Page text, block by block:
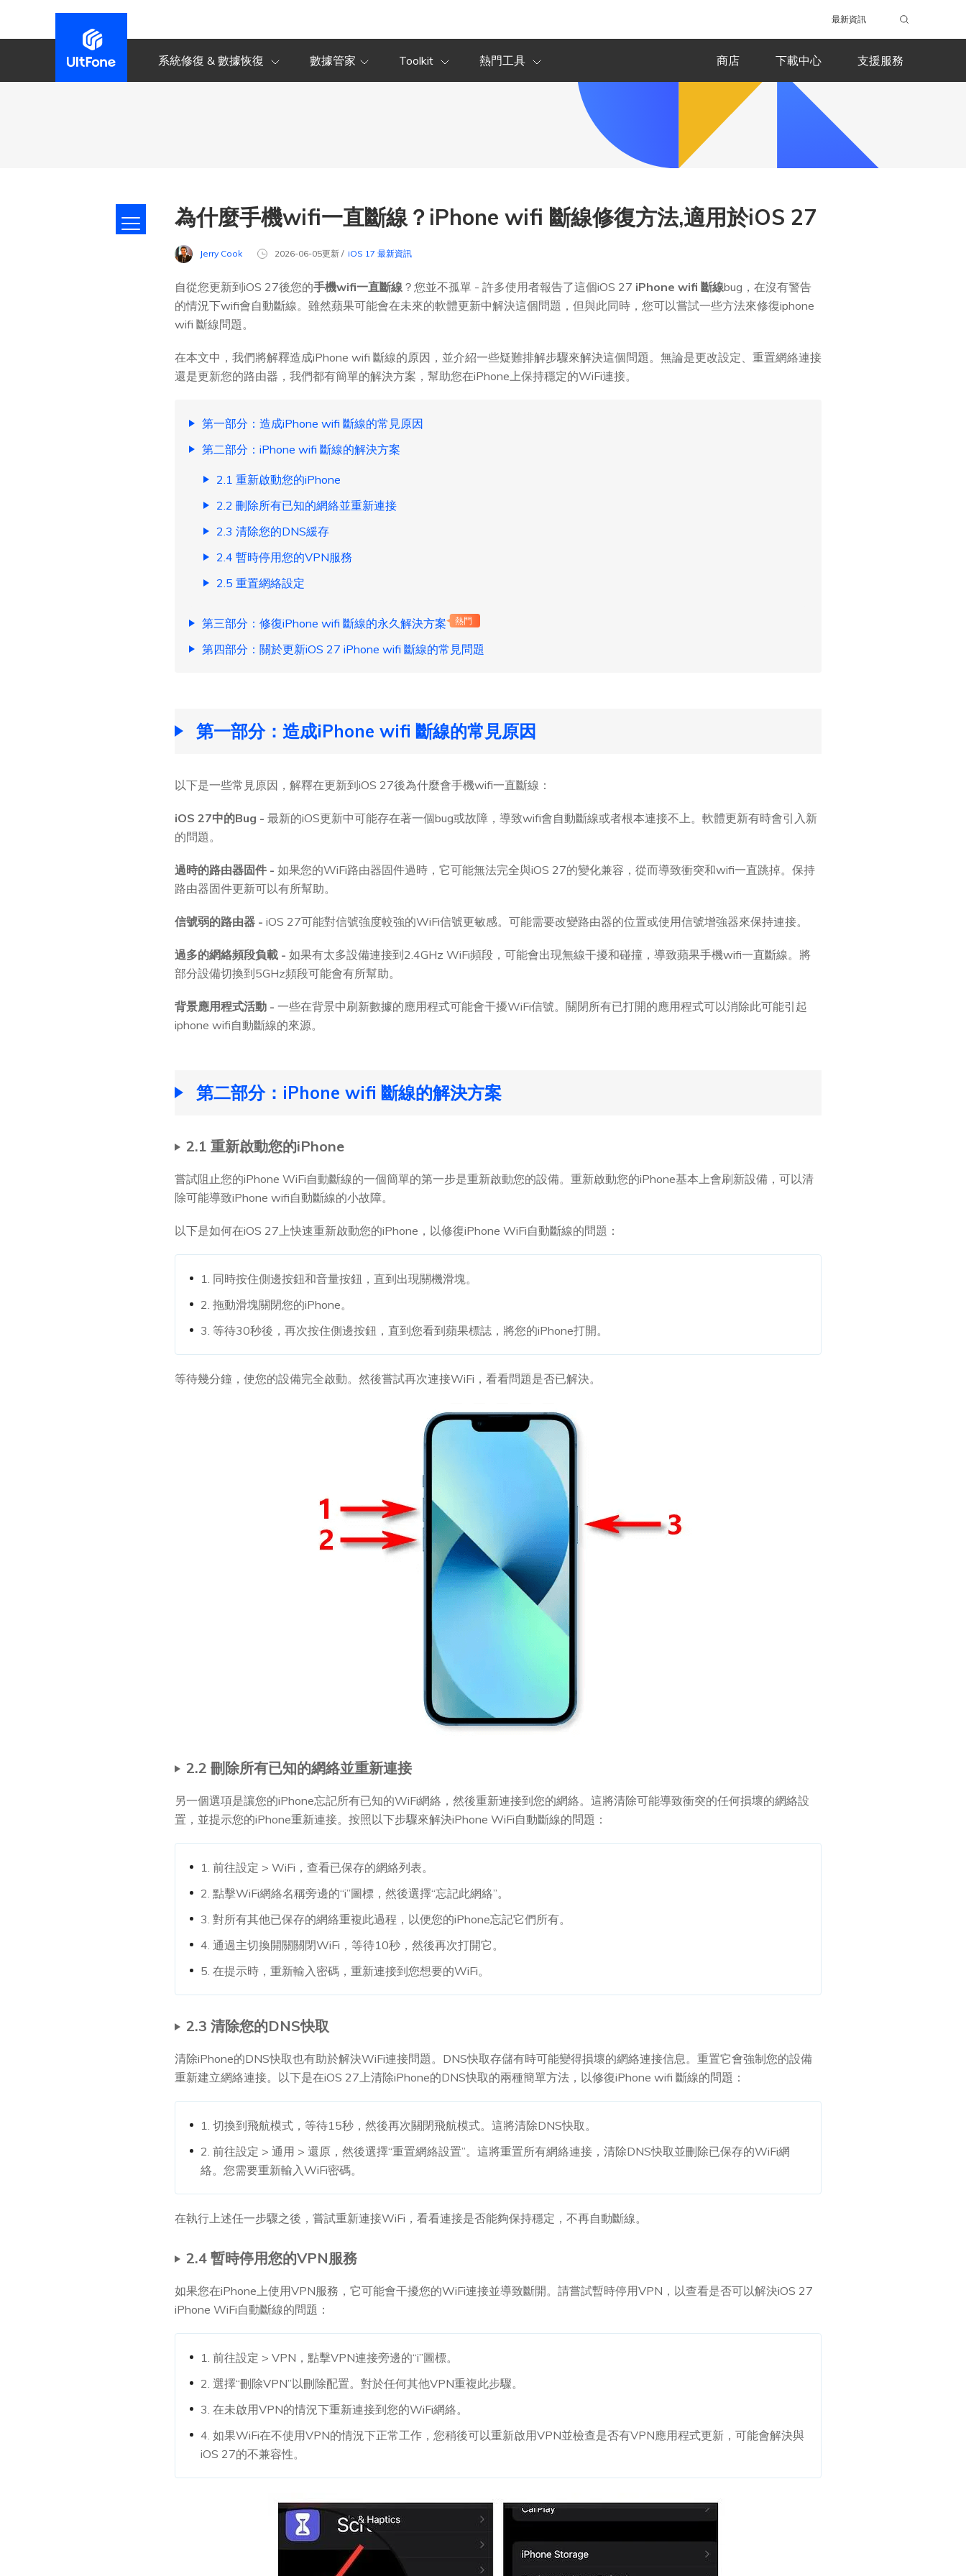
最新資訊
系統修復 & 數據恢復 數據管家 Toolkit 熱門工具 商店 下載中心 支援服務
為什麼手機wifi一直斷線？iPhone wifi 斷線修復方法,適用於iOS 27
Jerry Cook 2026-06-05更新 / iOS 17 最新資訊
自從您更新到iOS 27後您的手機wifi一直斷線 ？您並不孤單 - 許多使用者報告了這個iOS 27 iPhone wifi 斷線bug，在沒有警告
的情況下wifi會自動斷線。雖然蘋果可能會在未來的軟體更新中解決這個問題，但與此同時，您可以嘗試一些方法來修復iphone
wifi 斷線問題。
在本文中，我們將解釋造成iPhone wifi 斷線的原因，並介紹一些疑難排解步驟來解決這個問題。無論是更改設定、重置網絡連接
還是更新您的路由器，我們都有簡單的解決方案，幫助您在iPhone上保持穩定的WiFi連接。
第一部分：造成iPhone wifi 斷線的常見原因
第二部分：iPhone wifi 斷線的解決方案
2.1 重新啟動您的iPhone
2.2 刪除所有已知的網絡並重新連接
2.3 清除您的DNS緩存
2.4 暫時停用您的VPN服務
2.5 重置網絡設定
第三部分：修復iPhone wifi 斷線的永久解決方案 熱門
第四部分：關於更新iOS 27 iPhone wifi 斷線的常見問題
第一部分：造成iPhone wifi 斷線的常見原因
以下是一些常見原因，解釋在更新到iOS 27後為什麼會手機wifi一直斷線：
iOS 27中的Bug - 最新的iOS更新中可能存在著一個bug或故障，導致wifi會自動斷線或者根本連接不上。軟體更新有時會引入新
的問題。
過時的路由器固件 - 如果您的WiFi路由器固件過時，它可能無法完全與iOS 27的變化兼容，從而導致衝突和wifi一直跳掉。保持
路由器固件更新可以有所幫助。
信號弱的路由器 - iOS 27可能對信號強度較強的WiFi信號更敏感。可能需要改變路由器的位置或使用信號增強器來保持連接。
過多的網絡頻段負載 - 如果有太多設備連接到2.4GHz WiFi頻段，可能會出現無線干擾和碰撞，導致蘋果手機wifi一直斷線。將
部分設備切換到5GHz頻段可能會有所幫助。
背景應用程式活動 - 一些在背景中刷新數據的應用程式可能會干擾WiFi信號。關閉所有已打開的應用程式可以消除此可能引起
iphone wifi自動斷線的來源。
第二部分：iPhone wifi 斷線的解決方案
2.1 重新啟動您的iPhone
嘗試阻止您的iPhone WiFi自動斷線的一個簡單的第一步是重新啟動您的設備。重新啟動您的iPhone基本上會刷新設備，可以清
除可能導致iPhone wifi自動斷線的小故障。
以下是如何在iOS 27上快速重新啟動您的iPhone，以修復iPhone WiFi自動斷線的問題：
1. 同時按住側邊按鈕和音量按鈕，直到出現關機滑塊。
2. 拖動滑塊關閉您的iPhone。
3. 等待30秒後，再次按住側邊按鈕，直到您看到蘋果標誌，將您的iPhone打開。
等待幾分鐘，使您的設備完全啟動。然後嘗試再次連接WiFi，看看問題是否已解決。
2.2 刪除所有已知的網絡並重新連接
另一個選項是讓您的iPhone忘記所有已知的WiFi網絡，然後重新連接到您的網絡。這將清除可能導致衝突的任何損壞的網絡設
置，並提示您的iPhone重新連接。按照以下步驟來解決iPhone WiFi自動斷線的問題：
1. 前往設定 > WiFi，查看已保存的網絡列表。
2. 點擊WiFi網絡名稱旁邊的“i”圖標，然後選擇“忘記此網絡”。
3. 對所有其他已保存的網絡重複此過程，以便您的iPhone忘記它們所有。
4. 通過主切換開關關閉WiFi，等待10秒，然後再次打開它。
5. 在提示時，重新輸入密碼，重新連接到您想要的WiFi。
2.3 清除您的DNS快取
清除iPhone的DNS快取也有助於解決WiFi連接問題。DNS快取存儲有時可能變得損壞的網絡連接信息。重置它會強制您的設備
重新建立網絡連接。以下是在iOS 27上清除iPhone的DNS快取的兩種簡單方法，以修復iPhone wifi 斷線的問題：
1. 切換到飛航模式，等待15秒，然後再次關閉飛航模式。這將清除DNS快取。
2. 前往設定 > 通用 > 還原，然後選擇“重置網絡設置”。這將重置所有網絡連接，清除DNS快取並刪除已保存的WiFi網
絡。您需要重新輸入WiFi密碼。
在執行上述任一步驟之後，嘗試重新連接WiFi，看看連接是否能夠保持穩定，不再自動斷線。
2.4 暫時停用您的VPN服務
如果您在iPhone上使用VPN服務，它可能會干擾您的WiFi連接並導致斷開。請嘗試暫時停用VPN，以查看是否可以解決iOS 27
iPhone WiFi自動斷線的問題：
1. 前往設定 > VPN，點擊VPN連接旁邊的“i”圖標。
2. 選擇“刪除VPN”以刪除配置。對於任何其他VPN重複此步驟。
3. 在未啟用VPN的情況下重新連接到您的WiFi網絡。
4. 如果WiFi在不使用VPN的情況下正常工作，您稍後可以重新啟用VPN並檢查是否有VPN應用程式更新，可能會解決與
iOS 27的不兼容性。